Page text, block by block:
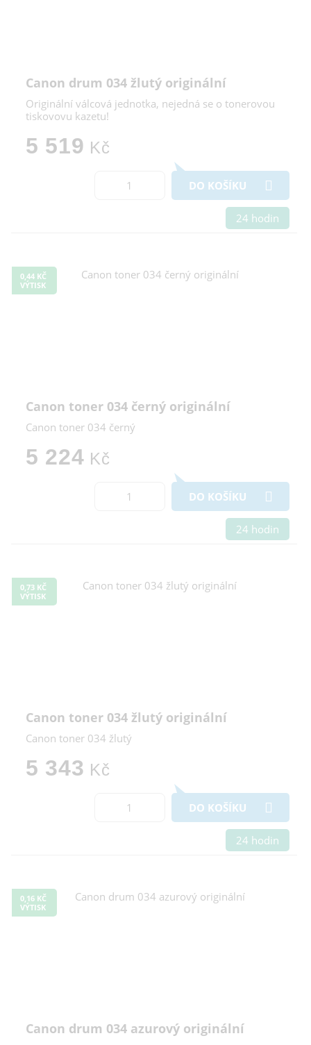
Canon drum 034 žlutý originální
Originální válcová jednotka, nejedná se o tonerovou
tiskovovu kazetu!
5 519 Kč
DO KOŠÍKU
24 hodin
0,44 KČ
VÝTISK
Canon toner 034 černý originální
Canon toner 034 černý
5 224 Kč
DO KOŠÍKU
24 hodin
0,73 KČ
VÝTISK
Canon toner 034 žlutý originální
Canon toner 034 žlutý
5 343 Kč
DO KOŠÍKU
24 hodin
0,16 KČ
VÝTISK
Canon drum 034 azurový originální